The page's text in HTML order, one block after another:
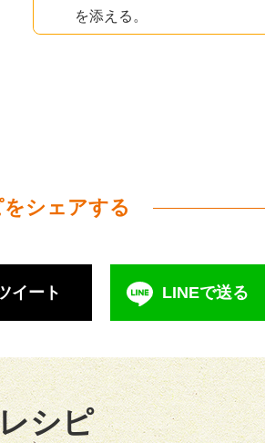
を添える。
シェアする
イート LINEで送る
シピ